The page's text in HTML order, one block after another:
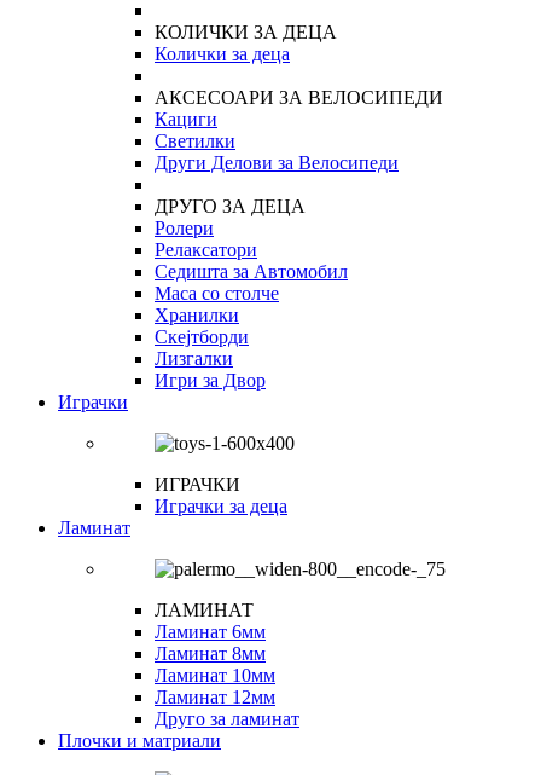
КОЛИЧКИ ЗА ДЕЦА
Колички за деца
АКСЕСОАРИ ЗА ВЕЛОСИПЕДИ
Кациги
Светилки
Други Делови за Велосипеди
ДРУГО ЗА ДЕЦА
Ролери
Релаксатори
Седишта за Автомобил
Маса со столче
Хранилки
Скејтборди
Лизгалки
Игри за Двор
Играчки
ИГРАЧКИ
Играчки за деца
Ламинат
ЛАМИНАТ
Ламинат 6мм
Ламинат 8мм
Ламинат 10мм
Ламинат 12мм
Друго за ламинат
Плочки и матриали